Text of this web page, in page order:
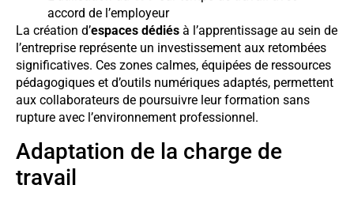
accord de l’employeur
La création d’espaces dédiés à l’apprentissage au sein de
l’entreprise représente un investissement aux retombées
significatives. Ces zones calmes, équipées de ressources
pédagogiques et d’outils numériques adaptés, permettent
aux collaborateurs de poursuivre leur formation sans
rupture avec l’environnement professionnel.
Adaptation de la charge de
travail